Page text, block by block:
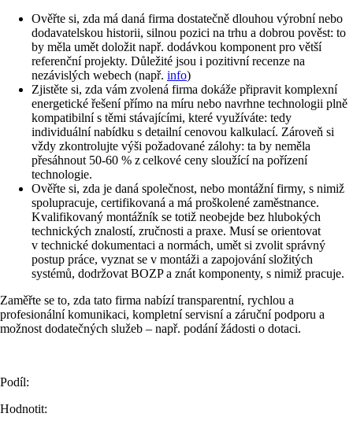
Ověřte si, zda má daná firma dostatečně dlouhou výrobní nebo
dodavatelskou historii, silnou pozici na trhu a dobrou pověst: to
by měla umět doložit např. dodávkou komponent pro větší
referenční projekty. Důležité jsou i pozitivní recenze na
nezávislých webech (např. info)
Zjistěte si, zda vám zvolená firma dokáže připravit komplexní
energetické řešení přímo na míru nebo navrhne technologii plně
kompatibilní s těmi stávajícími, které využíváte: tedy
individuální nabídku s detailní cenovou kalkulací. Zároveň si
vždy zkontrolujte výši požadované zálohy: ta by neměla
přesáhnout 50-60 % z celkové ceny sloužící na pořízení
technologie.
Ověřte si, zda je daná společnost, nebo montážní firmy, s nimiž
spolupracuje, certifikovaná a má proškolené zaměstnance.
Kvalifikovaný montážník se totiž neobejde bez hlubokých
technických znalostí, zručnosti a praxe. Musí se orientovat
v technické dokumentaci a normách, umět si zvolit správný
postup práce, vyznat se v montáži a zapojování složitých
systémů, dodržovat BOZP a znát komponenty, s nimiž pracuje.
Zaměřte se to, zda tato firma nabízí transparentní, rychlou a
profesionální komunikaci, kompletní servisní a záruční podporu a
možnost dodatečných služeb – např. podání žádosti o dotaci.
Podíl:
Hodnotit: